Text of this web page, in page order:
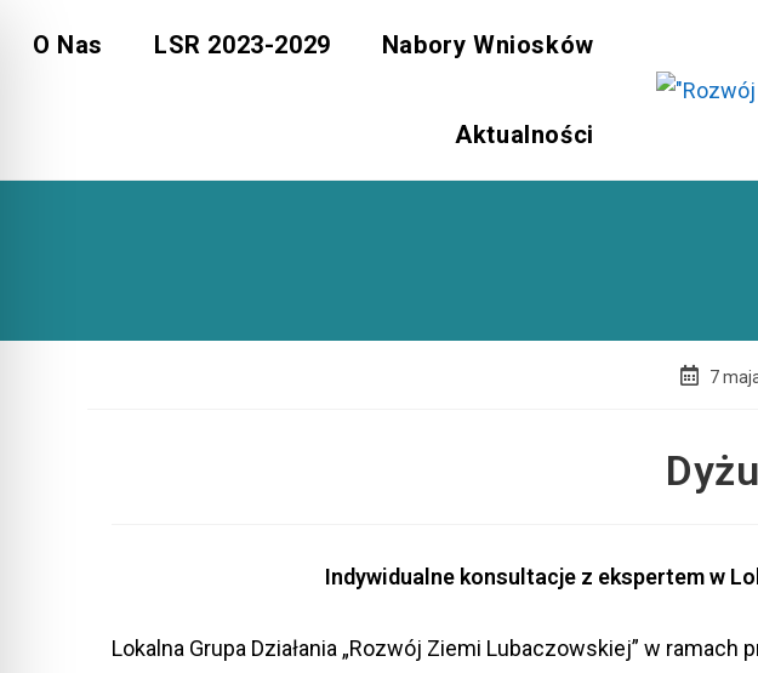
O Nas LSR 2023-2029 Nabory Wniosków
Aktualności
Post7
Indywidualne konsultacje z ekspertem w
Lokalna Grupa Działania „Rozwój Ziemi Lubaczowskiej” w